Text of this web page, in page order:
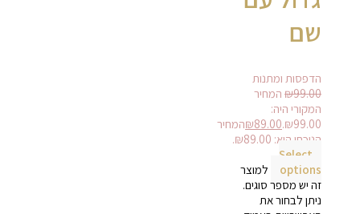
שם
הדפסות ומתנות
₪99.00
המחיר
המקורי היה:
₪99.00.
₪89.00
המחיר
הנוכחי הוא: ₪89.00.
Select
options
למוצר
זה יש מספר סוגים.
ניתן לבחור את